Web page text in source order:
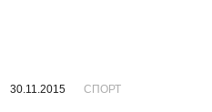
30.11.2015 СПОРТ